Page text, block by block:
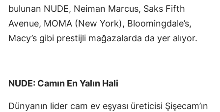
bulunan NUDE, Neiman Marcus, Saks Fifth
Avenue, MOMA (New York), Bloomingdale’s,
Macy’s gibi prestijli mağazalarda da yer alıyor.
NUDE: Camın En Yalın Hali
Dünyanın lider cam ev eşyası üreticisi Şişecam’ın